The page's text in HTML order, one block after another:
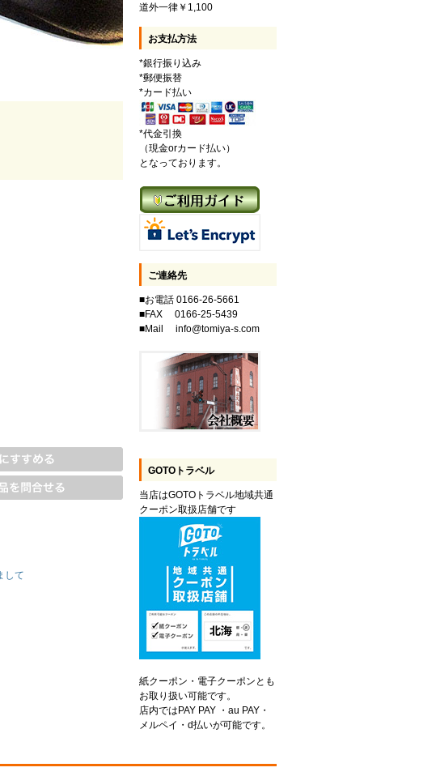
して
道外一律￥1,100
お支払方法
*銀行振り込み
*郵便振替
*カード払い
*代金引換
（現金orカード払い）
となっております。
ご連絡先
■お電話 0166-26-5661
■FAX 0166-25-5439
■Mail info@tomiya-s.com
GOTOトラベル
当店はGOTOトラベル地域共通
クーポン取扱店舗です
紙クーポン・電子クーポンとも
お取り扱い可能です。
店内ではPAY PAY ・au PAY・
メルペイ・d払いが可能です。